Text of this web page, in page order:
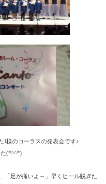
I様のコーラスの発表会です♪
た(*^^*)
「足が痛いよ～」早くヒール脱ぎた